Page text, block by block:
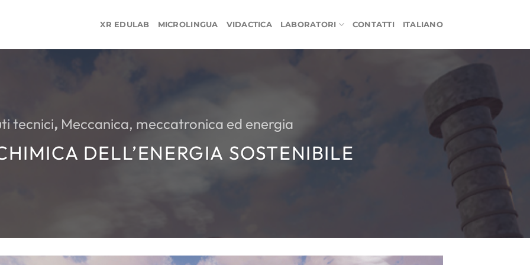
XR EDULAB MICROLINGUA VIDACTICA LABORATORI CONTATTI ITALIANO
tecnici, Meccanica, meccatronica ed energia
DELL’ENERGIA SOSTENIBILE